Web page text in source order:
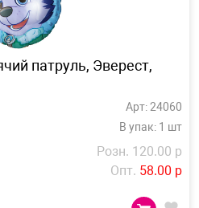
патруль, Эверест,
Арт: 24060
В упак: 1 шт
Розн. 120.00 р
Опт. 58.00 р